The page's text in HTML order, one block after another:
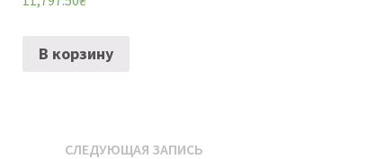
В корзину
СЛЕДУЮЩАЯ ЗАПИСЬСледующая